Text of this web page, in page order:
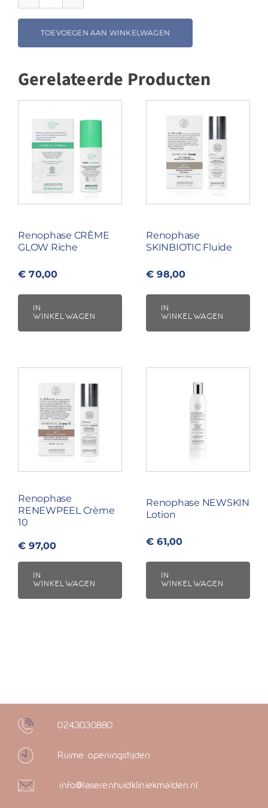
Crème
TOEVOEGEN AAN WINKELWAGEN
Gerelateerde Producten
Renophase CRÈME
GLOW Riche
€ 70,00
IN
WINKELWAGEN
Renophase
SKINBIOTIC Fluide
€ 98,00
IN
WINKELWAGEN
Renophase
RENEWPEEL Crème
10
€ 97,00
IN
WINKELWAGEN
Renophase NEWSKIN
Lotion
€ 61,00
IN
WINKELWAGEN
0243030880
Ruime openingstijden
info@laserenhuidkliniekmalden.nl